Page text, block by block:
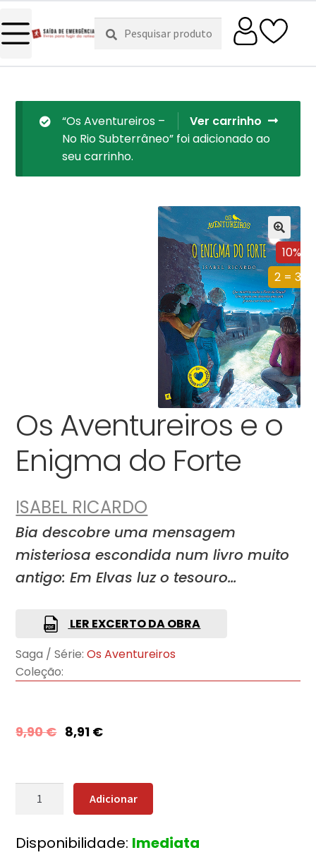
Pesquisar
por:
Pesquisa
Ver carrinho
“Os Aventureiros –
No Rio Subterrâneo” foi adicionado ao
seu carrinho.
10%
2 = 3
Os Aventureiros e o
Enigma do Forte
ISABEL RICARDO
Bia descobre uma mensagem
misteriosa escondida num livro muito
antigo: Em Elvas luz o tesouro…
LER EXCERTO DA OBRA
Saga / Série: Os Aventureiros
Coleção:
9,90€ 8,91 €
Quantidade
Aventureiros
Adicionar
Disponibilidade: Imediata